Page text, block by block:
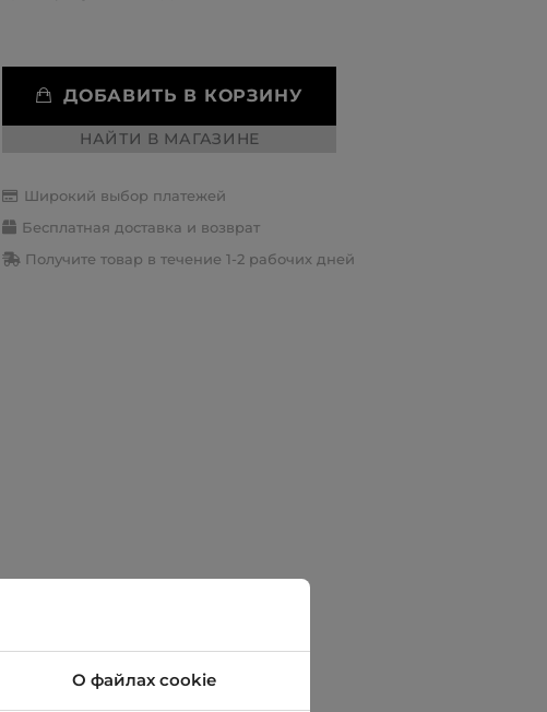
ДОБАВИТЬ В КОРЗИНУ
НАЙТИ В МАГАЗИНЕ
Широкий выбор платежей
Бесплатная доставка и возврат
Получите товар в течение 1-2 рабочих дней
О файлах cookie